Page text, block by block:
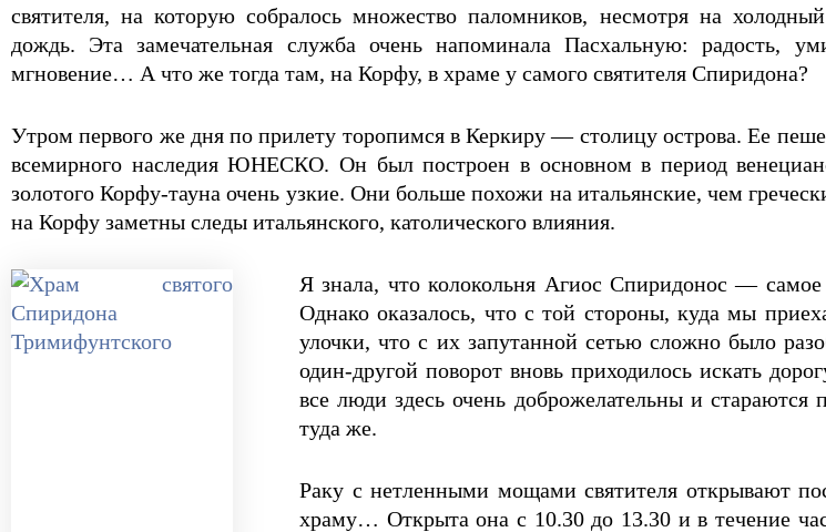
святителя, на которую собралось множество паломников, несмотря на
дождь. Эта замечательная служба очень напоминала Пасхальную: радость,
мгновение… А что же тогда там, на Корфу, в храме у самого святителя Спиридона?
Утром первого же дня по прилету торопимся в Керкиру — столицу острова. Ее
всемирного наследия ЮНЕСКО. Он был построен в основном в период
золотого Корфу-тауна очень узкие. Они больше похожи на итальянские, чем
на Корфу заметны следы итальянского, католического влияния.
Я знала, что колокольня Агиос Спиридонос —
Однако оказалось, что с той стороны, куда мы
улочки, что с их запутанной сетью сложно было
один-другой поворот вновь приходилось искать
все люди здесь очень доброжелательны и
туда же.
Раку с нетленными мощами святителя открывают
храму… Открыта она с 10.30 до 13.30 и в течение